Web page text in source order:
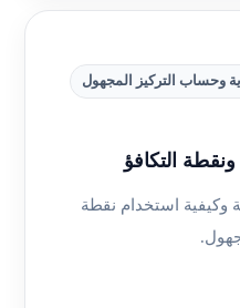
وحساب التركيز المجهول
ونقطة التكافؤ
وكيفية استخدام نقطة